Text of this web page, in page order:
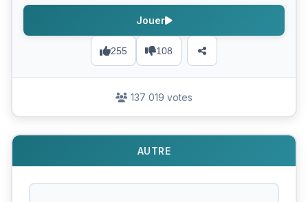
255 108
Jouer
137 019 votes
AUTRE